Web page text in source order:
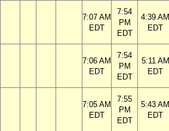
7:07 AM
EDT
7:54
PM
EDT
4:39 AM
EDT
7:06 AM
EDT
7:54
PM
EDT
5:11 AM
EDT
7:05 AM
EDT
7:55
PM
EDT
5:43 AM
EDT